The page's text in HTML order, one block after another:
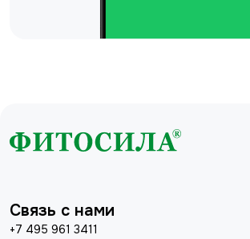
Связь с нами
+7 495 961 3411